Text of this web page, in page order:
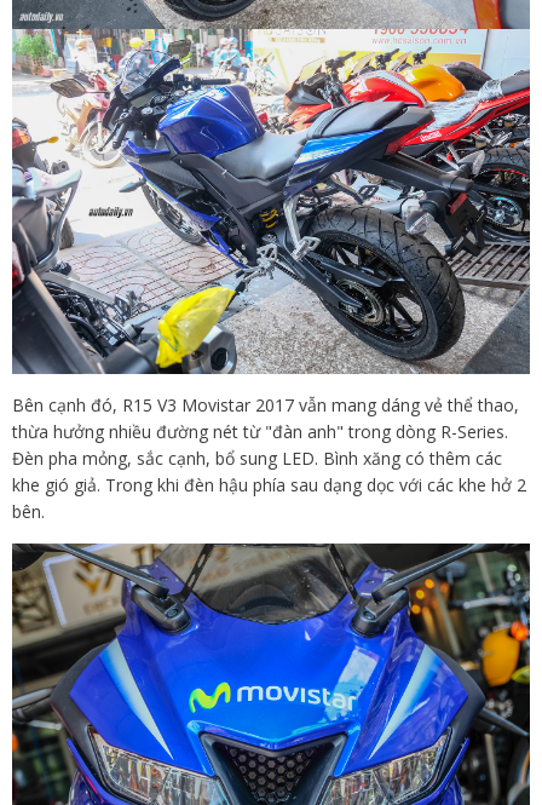
Bên cạnh đó, R15 V3 Movistar 2017 vẫn mang dáng vẻ thể thao,
thừa hưởng nhiều đường nét từ "đàn anh" trong dòng R-Series.
Đèn pha mỏng, sắc cạnh, bổ sung LED. Bình xăng có thêm các
khe gió giả. Trong khi đèn hậu phía sau dạng dọc với các khe hở 2
bên.